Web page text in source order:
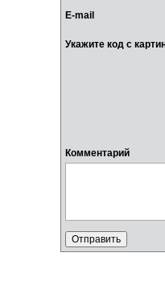
E-mail
Укажите код с
Комментарий